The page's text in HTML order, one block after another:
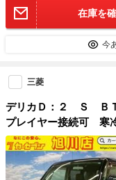
在庫を
今
三菱
デリカＤ：２ Ｓ Ｂ
プレイヤー接続可
Ｖ 衝突安全ボディ
ＶＤ